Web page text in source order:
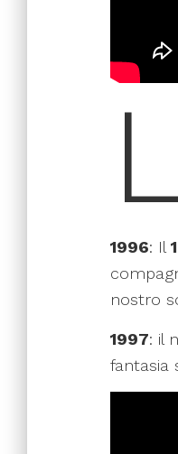
1996: Il
nostro
1997: il
fantasia